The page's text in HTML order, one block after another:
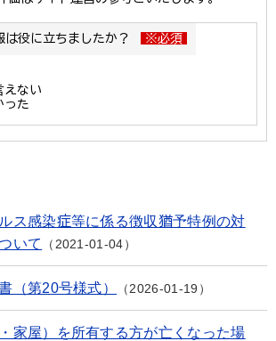
ス感染症等に係る徴収猶予特例の対
いて
2021-01-04
（第20号様式） 2026-01-19
家屋）を所有する方が亡くなった場